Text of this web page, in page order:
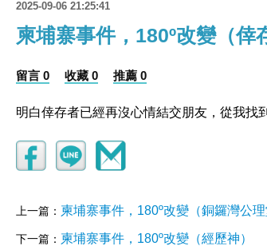
2025-09-06 21:25:41
柬埔寨事件，180º改變（倖
留言 0 收藏 0 推薦 0
明白倖存者已經再沒心情結交朋友，從我找
上一篇： 柬埔寨事件，180º改變（銅鑼灣公理
下一篇： 柬埔寨事件，180º改變（經歷神）